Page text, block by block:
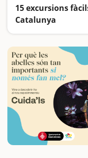
15 excursions
Catalunya